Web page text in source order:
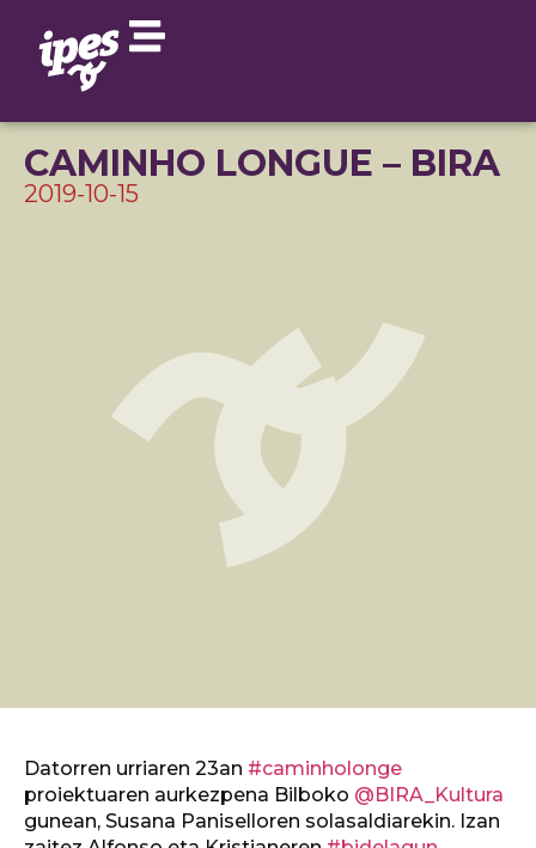
CAMINHO LONGUE – BIRA
2019-10-15
Datorren urriaren 23an #caminholonge
proiektuaren aurkezpena Bilboko @BIRA_Kultura
gunean, Susana Paniselloren solasaldiarekin. Izan